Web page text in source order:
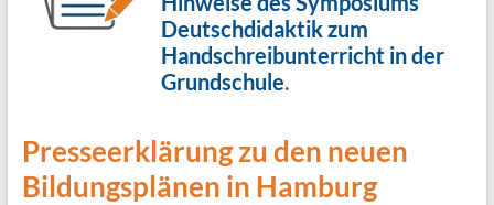
Deutschdidaktik zum
Handschreibunterricht in der
Grundschule.
Presseerklärung zu den neuen
Bildungsplänen in Hamburg